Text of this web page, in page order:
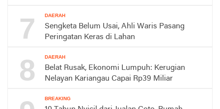
7 DAERAH
Sengketa Belum Usai, Ahli Waris Pasang
Peringatan Keras di Lahan
8 DAERAH
Belat Rusak, Ekonomi Lumpuh: Kerugian
Nelayan Kariangau Capai Rp39 Miliar
BREAKING